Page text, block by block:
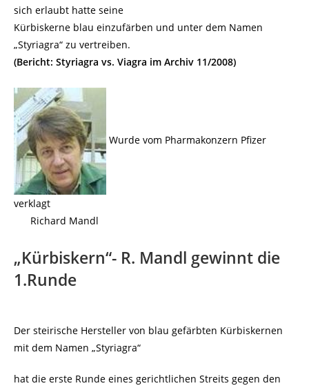
sich erlaubt hatte seine
Kürbiskerne blau einzufärben und unter dem Namen
„Styriagra“ zu vertreiben.
(Bericht: Styriagra vs. Viagra im Archiv 11/2008)
Wurde vom Pharmakonzern Pfizer
verklagt
Richard Mandl
„Kürbiskern“- R. Mandl gewinnt die
1.Runde
Der steirische Hersteller von blau gefärbten Kürbiskernen
mit dem Namen „Styriagra“
hat die erste Runde eines gerichtlichen Streits gegen den